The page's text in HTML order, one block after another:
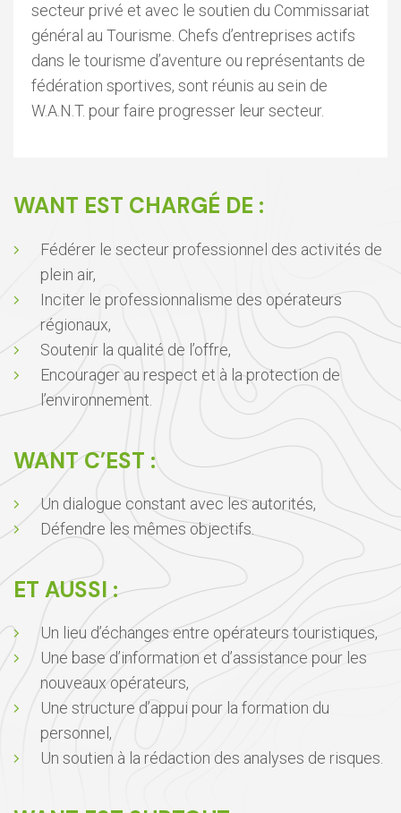
secteur privé et avec le soutien du Commissariat
général au Tourisme. Chefs d’entreprises actifs
dans le tourisme d’aventure ou représentants de
fédération sportives, sont réunis au sein de
W.A.N.T. pour faire progresser leur secteur.
WANT EST CHARGÉ DE :
Fédérer le secteur professionnel des activités de
plein air,
Inciter le professionnalisme des opérateurs
régionaux,
Soutenir la qualité de l’offre,
Encourager au respect et à la protection de
l’environnement.
WANT C’EST :
Un dialogue constant avec les autorités,
Défendre les mêmes objectifs.
ET AUSSI :
Un lieu d’échanges entre opérateurs touristiques,
Une base d’information et d’assistance pour les
nouveaux opérateurs,
Une structure d’appui pour la formation du
personnel,
Un soutien à la rédaction des analyses de risques.